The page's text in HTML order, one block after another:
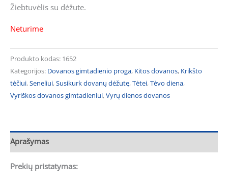
Žiebtuvėlis su dėžute.
Neturime
Produkto kodas: 1652
Kategorijos: Dovanos gimtadienio proga, Kitos dovanos, Krikšto
tėčiui,Seneliui,Susikurk dovanų dėžutę,Tėtei,Tėvo diena,
Vyriškos dovanos gimtadieniui,Vyrų dienos dovanos
Aprašymas
Prekių pristatymas: